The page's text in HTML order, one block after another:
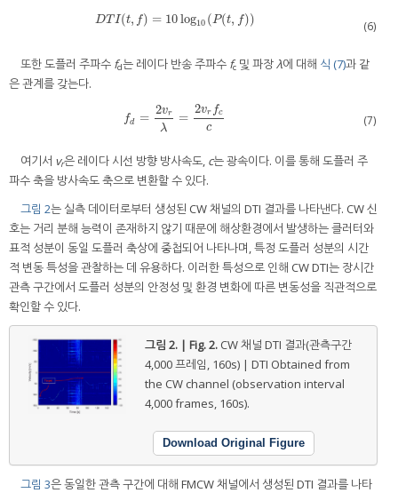
DTI(t, f) = 10log10 (P(t, f))
DT I(t,f )=10log10(P(t,f)) (6)
또한 도플러 주파수 fd는 레이다 반송 주파수 fc 및 파장λ에 대해 식 (7)과 같
은 관계를 갖는다.
fd =
2vr
λ
=
2vr fc
c
fd= 2vrλ =2v rfcc (7)
여기서 vr은 레이다 시선 방향 방사속도, c는 광속이다. 이를 통해 도플러 주
파수 축을 방사속도 축으로 변환할 수 있다.
그림 2는 실측 데이터로부터 생성된 CW 채널의 DTI 결과를 나타낸다. CW 신
호는 거리 분해 능력이 존재하지 않기 때문에 해상환경에서 발생하는 클러터와
표적 성분이 동일 도플러 축상에 중첩되어 나타나며, 특정 도플러 성분의 시간
적 변동 특성을 관찰하는 데 유용하다. 이러한 특성으로 인해 CW DTI는 장시간
관측 구간에서 도플러 성분의 안정성 및 환경 변화에 따른 변동성을 직관적으로
확인할 수 있다.
그림 2. | Fig. 2. CW 채널 DTI 결과(관측구간
4,000 프레임, 160s) | DTI Obtained from
the CW channel (observation interval
4,000 frames, 160s).
Download Original Figure
그림 3은 동일한 관측 구간에 대해 FMCW 채널에서 생성된 DTI 결과를 나타